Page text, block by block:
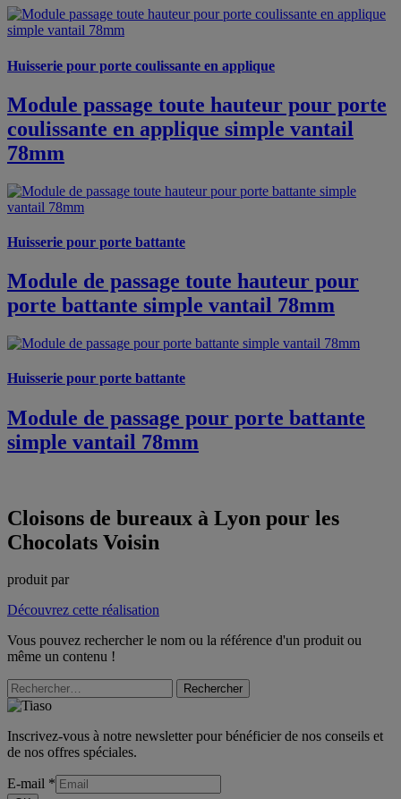
Huisserie pour porte coulissante en applique
Module passage toute hauteur pour porte
coulissante en applique simple vantail
78mm
Huisserie pour porte battante
Module de passage toute hauteur pour
porte battante simple vantail 78mm
Huisserie pour porte battante
Module de passage pour porte battante
simple vantail 78mm
Cloisons de bureaux à Lyon pour les
Chocolats Voisin
produit par
Découvrez cette réalisation
Vous pouvez rechercher le nom ou la référence d'un produit ou
même un contenu !
Rechercher
Inscrivez-vous à notre newsletter pour bénéficier de nos conseils et
de nos offres spéciales.
E-mail *